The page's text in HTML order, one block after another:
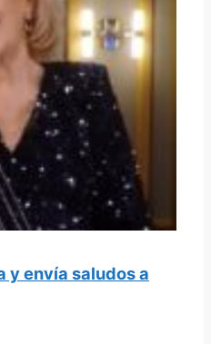
y envía saludos a